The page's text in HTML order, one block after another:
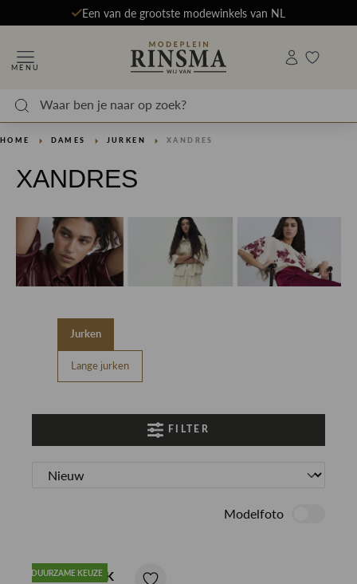
Een van de grootste modewinkels van NL
MENU
HOME DAMES JURKEN XANDRES
XANDRES
Jurken
Lange jurken
FILTER
Modelfoto
DUURZAME KEUZE
XANDRES JURK